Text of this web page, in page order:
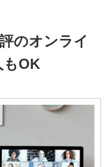
のオンライ
もOK